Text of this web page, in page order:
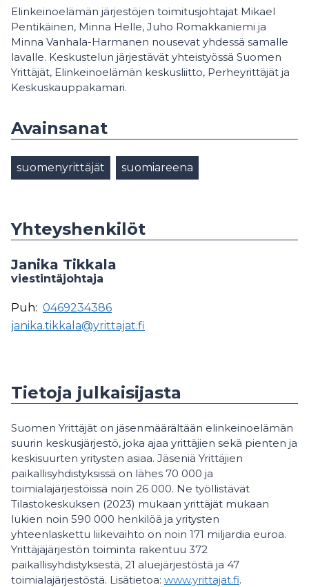
Elinkeinoelämän järjestöjen toimitusjohtajat Mikael
Pentikäinen, Minna Helle, Juho Romakkaniemi ja
Minna Vanhala-Harmanen nousevat yhdessä samalle
lavalle. Keskustelun järjestävät yhteistyössä Suomen
Yrittäjät, Elinkeinoelämän keskusliitto, Perheyrittäjät ja
Keskuskauppakamari.
Avainsanat
suomenyrittäjät suomiareena
Yhteyshenkilöt
Janika Tikkala
viestintäjohtaja
Puh: 0469234386
janika.tikkala@yrittajat.fi
Tietoja julkaisijasta
Suomen Yrittäjät on jäsenmäärältään elinkeinoelämän
suurin keskusjärjestö, joka ajaa yrittäjien sekä pienten ja
keskisuurten yritysten asiaa. Jäseniä Yrittäjien
paikallisyhdistyksissä on lähes 70 000 ja
toimialajärjestöissä noin 26 000. Ne työllistävät
Tilastokeskuksen (2023) mukaan yrittäjät mukaan
lukien noin 590 000 henkilöä ja yritysten
yhteenlaskettu liikevaihto on noin 171 miljardia euroa.
Yrittäjäjärjestön toiminta rakentuu 372
paikallisyhdistyksestä, 21 aluejärjestöstä ja 47
toimialajärjestöstä. Lisätietoa: www.yrittajat.fi.